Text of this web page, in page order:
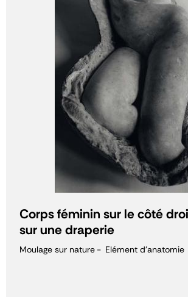
Corps féminin sur le côté
sur une draperie
Moulage sur nature Elément d'anatomie